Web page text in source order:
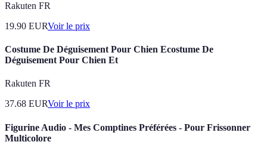
Rakuten FR
19.90 EURVoir le prix
Costume De Déguisement Pour Chien Ecostume De
Déguisement Pour Chien Et
Rakuten FR
37.68 EURVoir le prix
Figurine Audio - Mes Comptines Préférées - Pour Frissonner
Multicolore